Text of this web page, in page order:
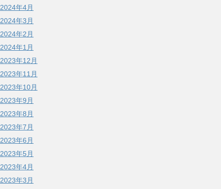
2024年4月
2024年3月
2024年2月
2024年1月
2023年12月
2023年11月
2023年10月
2023年9月
2023年8月
2023年7月
2023年6月
2023年5月
2023年4月
2023年3月